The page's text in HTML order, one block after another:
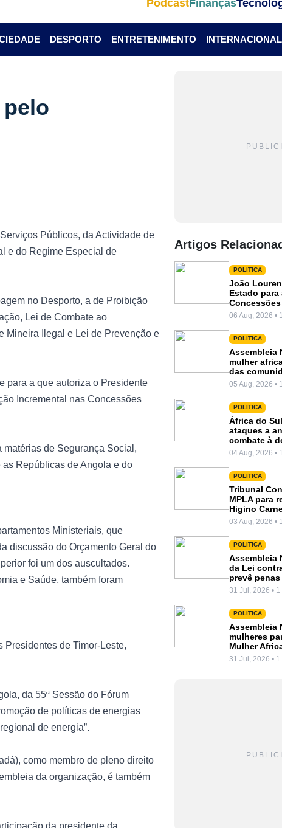
PodcastFinanças
DESPORTO ENTRETENIMENTO INTERNACIONAL
Públicos, da Actividade de
e do Regime Especial de
no Desporto, a de Proibição
Lei de Combate ao
Mineira Ilegal e Lei de Prevenção e
para a que autoriza o Presidente
Incremental nas Concessões
de Segurança Social,
Repúblicas de Angola e do
Ministeriais, que
discussão do Orçamento Geral do
foi um dos auscultados.
e Saúde, também foram
de Timor-Leste,
da 55ª Sessão do Fórum
de políticas de energias
de energia”.
como membro de pleno direito
da organização, é também
da presidente da
Artigos
POLITICA
João
Estado para
06 Aug, 2026 •
POLITICA
Assembleia
mulher
das
05 Aug, 2026 •
POLITICA
África do
ataques a
combate à
04 Aug, 2026 •
POLITICA
Tribunal
MPLA para
Higino
03 Aug, 2026 •
POLITICA
Assembleia
da Lei
prevê
31 Jul, 2026 • 1
POLITICA
Assembleia
mulheres
Mulher
31 Jul, 2026 • 1